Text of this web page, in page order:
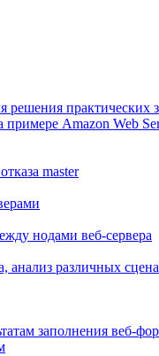
решения практических
примере Amazon Web
master
нодами веб-сервера
анализ различных
заполнения веб-